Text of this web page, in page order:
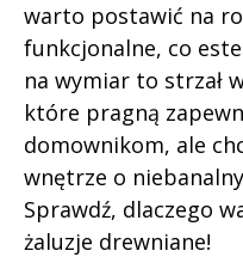
warto postawić na
funkcjonalne, co
na wymiar to strzał
które pragną
domownikom, ale
wnętrze o
Sprawdź, dlaczego
żaluzje drewniane!